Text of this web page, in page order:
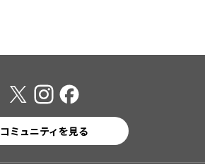
コミュニティを見る